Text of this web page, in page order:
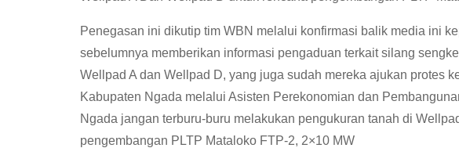
Penegasan ini dikutip tim WBN melalui konfirmasi balik media ini
sebelumnya memberikan informasi pengaduan terkait silang
Wellpad A dan Wellpad D, yang juga sudah mereka ajukan protes
Kabupaten Ngada melalui Asisten Perekonomian dan
Ngada jangan terburu-buru melakukan pengukuran tanah di
pengembangan PLTP Mataloko FTP-2, 2×10 MW